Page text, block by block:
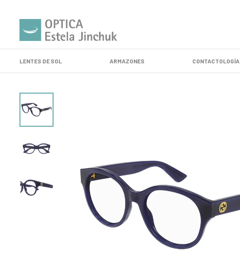
LENTES DE SOL ARMAZONES CONTACTOLOGÍA